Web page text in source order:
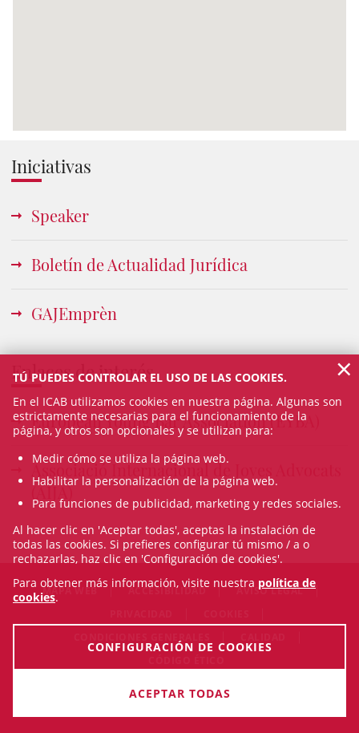
Iniciativas
Speaker
Boletín de Actualidad Jurídica
GAJEmprèn
Enlaces de interés
European Young Bar Association (EYBA)
Associació Internacional de Joves Advocats
(AIJA)
MAPA WEB ACCESIBILIDAD
AVISO LEGAL
© Fri Aug 07 09:39:43 CEST 2026 Il·lustre Col·legi de l'Advocacia
TÚ PUEDES CONTROLAR EL USO DE LAS COOKIES.
En el ICAB utilizamos cookies en nuestra página. Algunas son
estrictamente necesarias para el funcionamiento de la
página, y otros son opcionales y se utilizan para:
Medir cómo se utiliza la página web.
Habilitar la personalización de la página web.
Para funciones de publicidad, marketing y redes sociales.
Al hacer clic en 'Aceptar todas', aceptas la instalación de
todas las cookies. Si prefieres configurar tú mismo / a o
rechazarlas, haz clic en 'Configuración de cookies'.
Para obtener más información, visite nuestra política de
cookies.
CONFIGURACIÓN DE COOKIES
ACEPTAR TODAS
×